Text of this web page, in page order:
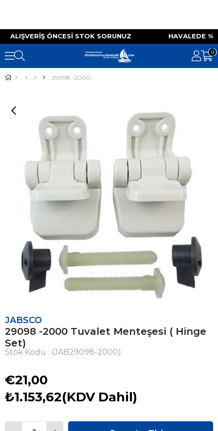
ALIŞVERIŞ ÖNCESI STOK SORUNUZ
0
29098 -2000 Tuvalet Menteşesi ( Hinge Set)
JABSCO
29098 -2000 Tuvalet Menteşesi ( Hinge
Set)
Stok Kodu (JAB29098-2000)
€21,00
₺1.153,62(KDV Dahil)